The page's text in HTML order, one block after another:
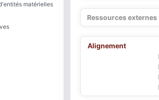
matérielles
Ressources externes
Alignement